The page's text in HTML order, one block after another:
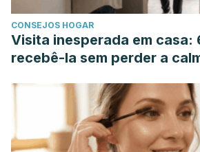
CONSEJOS HOGAR
Visita inesperada em casa:
recebê-la sem perder a